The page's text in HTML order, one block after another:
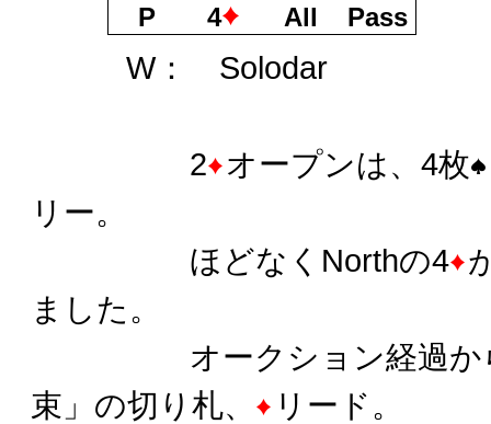
P
4 All Pass
W： Solodar
2 オープンは、4枚
リー。
ほどなくNorthの4
ました。
オークション経過から
束」の切り札、
リード。